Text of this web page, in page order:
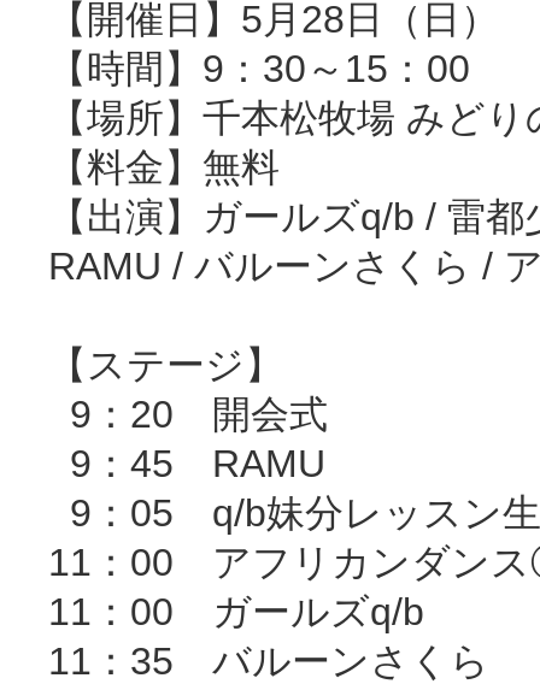
【開催日】5月28日（日）
【時間】9：30～15：00
【場所】千本松牧場 みど
【料金】無料
【出演】ガールズq/b / 雷
RAMU / バルーンさくら /
【ステージ】
9：20 開会式
9：45 RAMU
9：05 q/b妹分レッスン生
11：00 アフリカンダ
11：00 ガールズq/b
11：35 バルーンさくら